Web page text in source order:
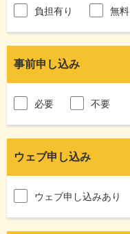
負担有り 無料
事前申し込み
必要 不要
ウェブ申し込み
ウェブ申し込みあり